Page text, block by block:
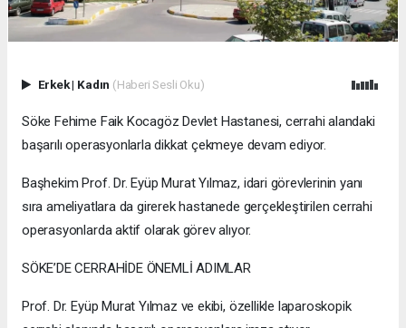
Erkek| Kadın (Haberi Sesli Oku)
Söke Fehime Faik Kocagöz Devlet Hastanesi, cerrahi alandaki
başarılı operasyonlarla dikkat çekmeye devam ediyor.
Başhekim Prof. Dr. Eyüp Murat Yılmaz, idari görevlerinin yanı
sıra ameliyatlara da girerek hastanede gerçekleştirilen cerrahi
operasyonlarda aktif olarak görev alıyor.
SÖKE’DE CERRAHİDE ÖNEMLİ ADIMLAR
Prof. Dr. Eyüp Murat Yılmaz ve ekibi, özellikle laparoskopik